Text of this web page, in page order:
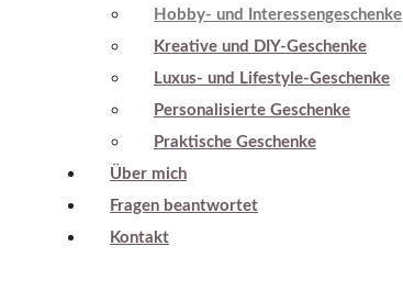
Hobby- und Interessengeschenke
Kreative und DIY-Geschenke
Luxus- und Lifestyle-Geschenke
Personalisierte Geschenke
Praktische Geschenke
Über mich
Fragen beantwortet
Kontakt